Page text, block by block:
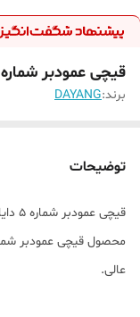
قیچی عمودبر شماره ۵ دایانگ (Dayang CZD-108-5)
برند:DAYANG
توضیحات
قیچی عمودبر شماره ۵ دایانگ (Dayang CZD-108-5)
عالی.